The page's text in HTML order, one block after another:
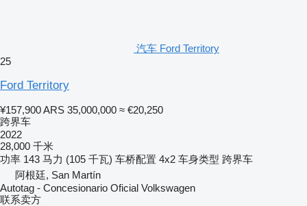
汽车 Ford Territory
25
Ford Territory
¥157,900ARS 35,000,000 ≈ €20,250
跨界车
2022
28,000 千米
功率 143 马力 (105 千瓦) 车桥配置 4x2 车身类型 跨界车
阿根廷, San Martín
Autotag - Concesionario Oficial Volkswagen
联系卖方